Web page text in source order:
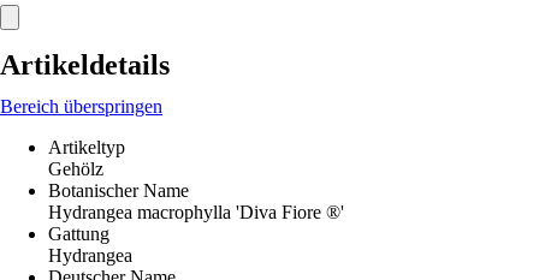
Artikeldetails
Bereich überspringen
Artikeltyp
Gehölz
Botanischer Name
Hydrangea macrophylla 'Diva Fiore ®'
Gattung
Hydrangea